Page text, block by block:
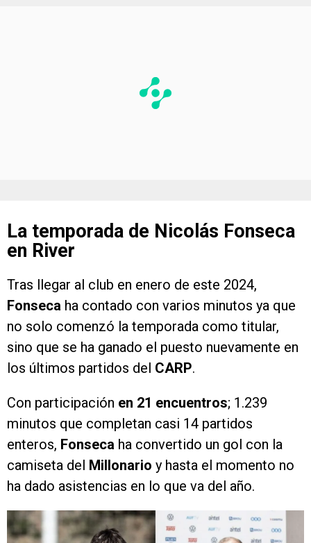
La temporada de Nicolás Fonseca
en River
Tras llegar al club en enero de este 2024,
Fonseca ha contado con varios minutos ya que
no solo comenzó la temporada como titular,
sino que se ha ganado el puesto nuevamente en
los últimos partidos del CARP.
Con participación en 21 encuentros; 1.239
minutos que completan casi 14 partidos
enteros, Fonseca ha convertido un gol con la
camiseta del Millonario y hasta el momento no
ha dado asistencias en lo que va del año.